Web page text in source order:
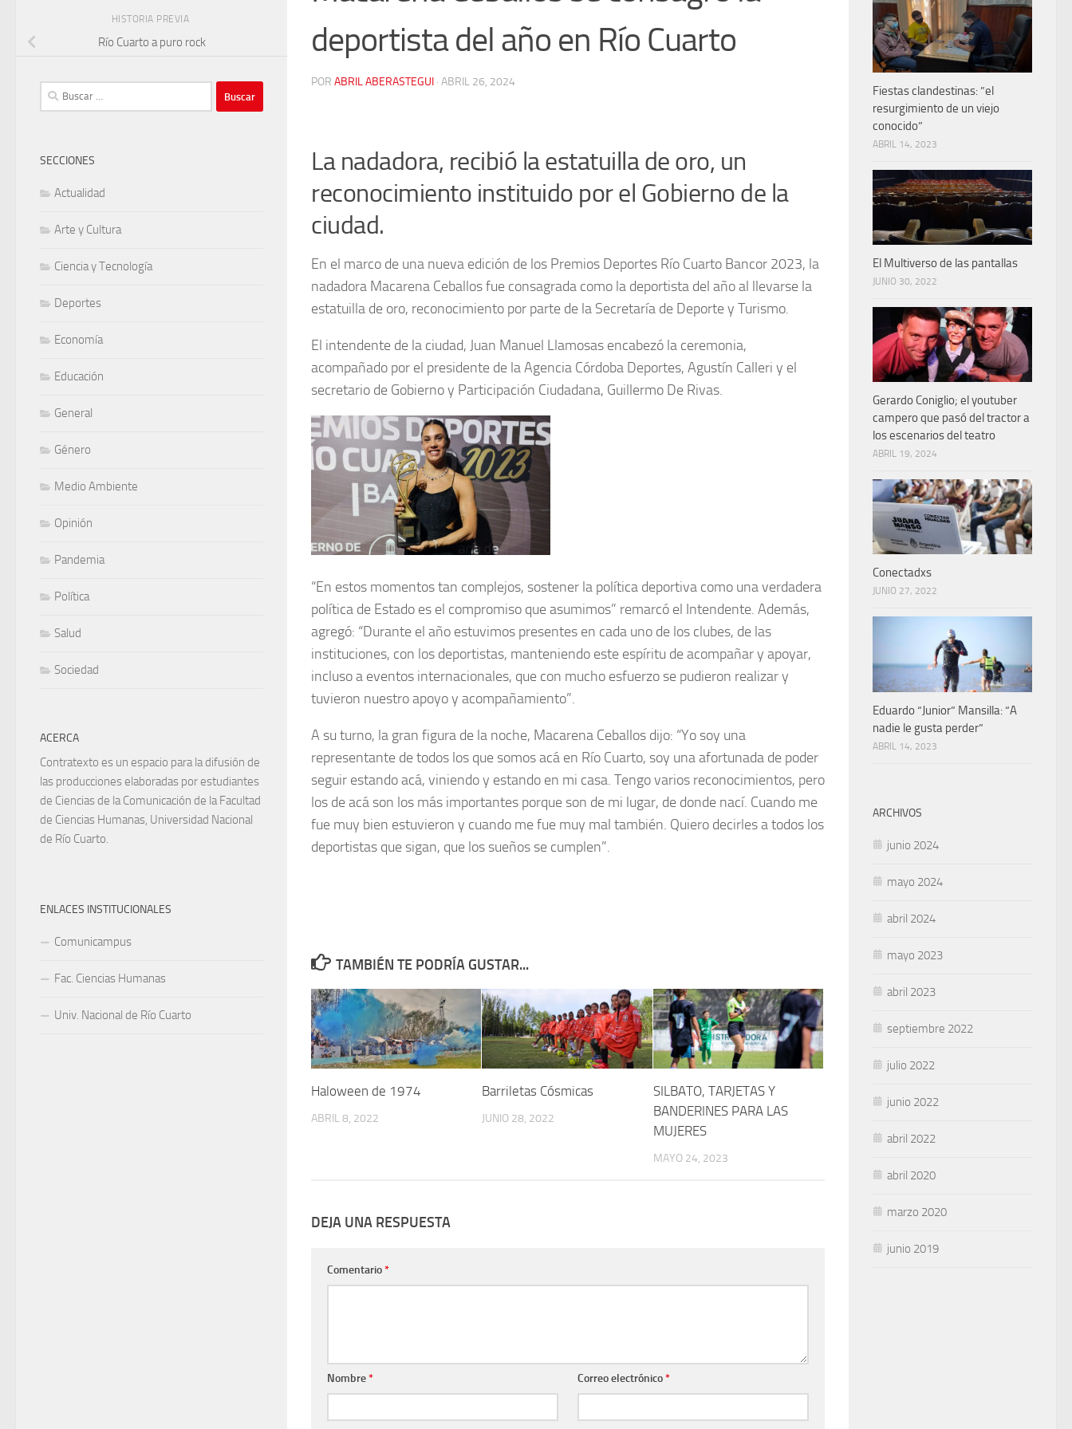
deportista del año en Río Cuarto
POR ABRIL ABERASTEGUI · ABRIL 26, 2024
La nadadora, recibió la estatuilla de oro, un
reconocimiento instituido por el Gobierno de la
ciudad.
En el marco de una nueva edición de los Premios Deportes Río Cuarto Bancor 2023, la
nadadora Macarena Ceballos fue consagrada como la deportista del año al llevarse la
estatuilla de oro, reconocimiento por parte de la Secretaría de Deporte y Turismo.
El intendente de la ciudad, Juan Manuel Llamosas encabezó la ceremonia,
acompañado por el presidente de la Agencia Córdoba Deportes, Agustín Calleri y el
secretario de Gobierno y Participación Ciudadana, Guillermo De Rivas.
“En estos momentos tan complejos, sostener la política deportiva como una verdadera
política de Estado es el compromiso que asumimos” remarcó el Intendente. Además,
agregó: “Durante el año estuvimos presentes en cada uno de los clubes, de las
instituciones, con los deportistas, manteniendo este espíritu de acompañar y apoyar,
incluso a eventos internacionales, que con mucho esfuerzo se pudieron realizar y
tuvieron nuestro apoyo y acompañamiento”.
A su turno, la gran figura de la noche, Macarena Ceballos dijo: “Yo soy una
representante de todos los que somos acá en Río Cuarto, soy una afortunada de poder
seguir estando acá, viniendo y estando en mi casa. Tengo varios reconocimientos, pero
los de acá son los más importantes porque son de mi lugar, de donde nací. Cuando me
fue muy bien estuvieron y cuando me fue muy mal también. Quiero decirles a todos los
deportistas que sigan, que los sueños se cumplen”.
TAMBIÉN TE PODRÍA GUSTAR...
Haloween de 1974
ABRIL 8, 2022
Barriletas Cósmicas
JUNIO 28, 2022
SILBATO, TARJETAS Y
BANDERINES PARA LAS
MUJERES
MAYO 24, 2023
DEJA UNA RESPUESTA
Comentario*
Nombre* Correo electrónico*
HISTORIA PREVIA
Río Cuarto a puro rock
Buscar:
SECCIONES
Actualidad
Arte y Cultura
Ciencia y Tecnología
Deportes
Economía
Educación
General
Género
Medio Ambiente
Opinión
Pandemia
Política
Salud
Sociedad
ACERCA
Contratexto es un espacio para la difusión de
las producciones elaboradas por estudiantes
de Ciencias de la Comunicación de la Facultad
de Ciencias Humanas, Universidad Nacional
de Río Cuarto.
ENLACES INSTITUCIONALES
Comunicampus
Fac. Ciencias Humanas
Univ. Nacional de Río Cuarto
Fiestas clandestinas: ”el
resurgimiento de un viejo
conocido”
ABRIL 14, 2023
El Multiverso de las pantallas
JUNIO 30, 2022
Gerardo Coniglio; el youtuber
campero que pasó del tractor a
los escenarios del teatro
ABRIL 19, 2024
Conectadxs
JUNIO 27, 2022
Eduardo “Junior” Mansilla: “A
nadie le gusta perder”
ABRIL 14, 2023
ARCHIVOS
junio 2024
mayo 2024
abril 2024
mayo 2023
abril 2023
septiembre 2022
julio 2022
junio 2022
abril 2022
abril 2020
marzo 2020
junio 2019